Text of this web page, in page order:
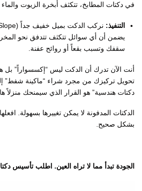
في دكتات المطابخ، تتكثف أبخرة الزيوت
التنفيذ:
يضمن أن أي سوائل تتكثف تتدفق نحو
سقفك وتسبب بقعاً أو روائح عفنة.
أنت الآن تدرك أن الدكت ليس “إكسسواراً” بل هو
تحويل تركيزك من مجرد شراء “ماكينة شفط”
دكتات هندسية” هو القرار الذي سيمنحك منزلاً
الدكتات المدفونة لا يمكن تغييرها بسهولة.
بشكل صحيح.
الجودة تبدأ مما لا تراه العين. اطلب تأسيس